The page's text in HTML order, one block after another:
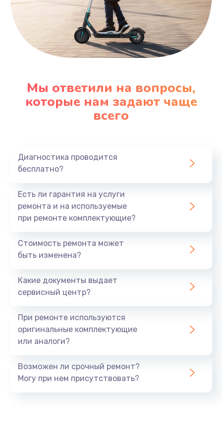
Мы ответили на вопросы,
которые нам задают чаще
всего
Диагностика проводится
бесплатно?
Есть ли гарантия на услуги
ремонта и на используемые
при ремонте комплектующие?
Стоимость ремонта может
быть изменена?
Какие документы выдает
сервисный центр?
При ремонте используются
оригинальные комплектующие
или аналоги?
Возможен ли срочный ремонт?
Могу при нем присутствовать?